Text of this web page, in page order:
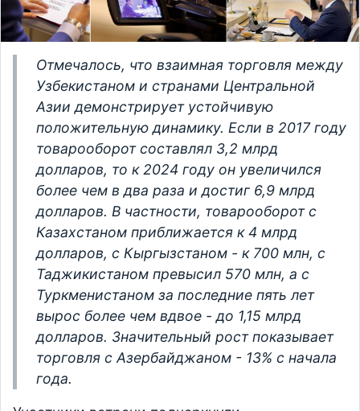
Отмечалось, что взаимная торговля между
Узбекистаном и странами Центральной
Азии демонстрирует устойчивую
положительную динамику. Если в 2017 году
товарооборот составлял 3,2 млрд
долларов, то к 2024 году он увеличился
более чем в два раза и достиг 6,9 млрд
долларов. В частности, товарооборот с
Казахстаном приближается к 4 млрд
долларов, с Кыргызстаном - к 700 млн, с
Таджикистаном превысил 570 млн, а с
Туркменистаном за последние пять лет
вырос более чем вдвое - до 1,15 млрд
долларов. Значительный рост показывает
торговля с Азербайджаном - 13% с начала
года.